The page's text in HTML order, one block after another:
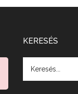
KERESÉS